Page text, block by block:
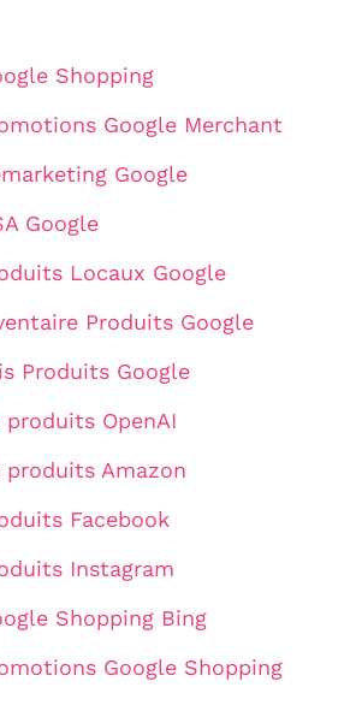
Shopping
Google Merchant
Google
Google
Locaux Google
Produits Google
Produits Google
produits OpenAI
produits Amazon
Facebook
Instagram
Shopping Bing
Google Shopping